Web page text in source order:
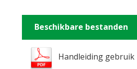
Beschikbare bestanden
Handleiding gebruik